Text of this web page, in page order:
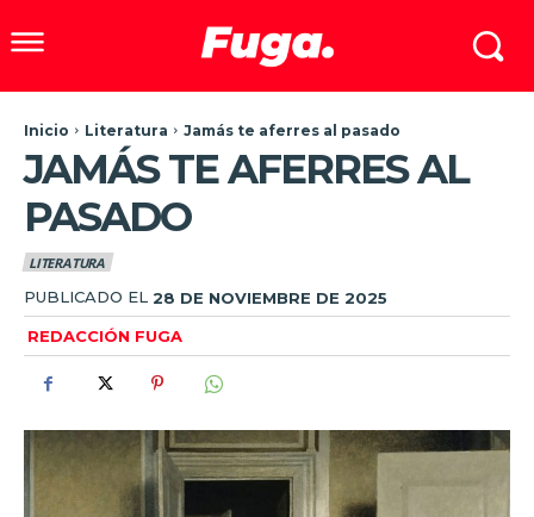
Inicio Literatura Jamás te aferres al pasado
JAMÁS TE AFERRES AL
PASADO
LITERATURA
PUBLICADO EL 28 DE NOVIEMBRE DE 2025
REDACCIÓN FUGA